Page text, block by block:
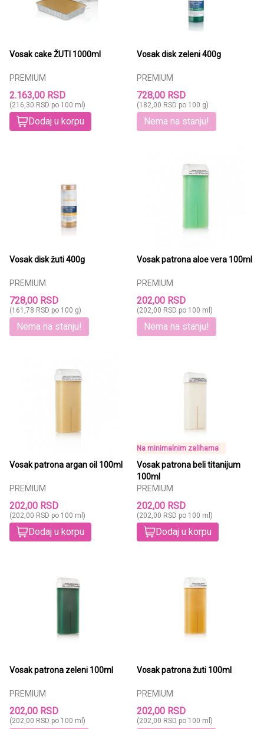
Vosak cake ŽUTI 1000ml
PREMIUM
2.163,00 RSD
(216,30 RSD po 100 ml)
Dodaj u korpu
Vosak disk zeleni 400g
PREMIUM
728,00 RSD
(182,00 RSD po 100 g)
Nema na stanju!
Vosak disk žuti 400g
PREMIUM
728,00 RSD
(161,78 RSD po 100 g)
Nema na stanju!
Vosak patrona aloe vera 100ml
PREMIUM
202,00 RSD
(202,00 RSD po 100 ml)
Nema na stanju!
Vosak patrona argan oil 100ml
PREMIUM
202,00 RSD
(202,00 RSD po 100 ml)
Dodaj u korpu
Na minimalnim zalihama
Vosak patrona beli titanijum
100ml
PREMIUM
202,00 RSD
(202,00 RSD po 100 ml)
Dodaj u korpu
Vosak patrona zeleni 100ml
PREMIUM
202,00 RSD
(202,00 RSD po 100 ml)
Vosak patrona žuti 100ml
PREMIUM
202,00 RSD
(202,00 RSD po 100 ml)